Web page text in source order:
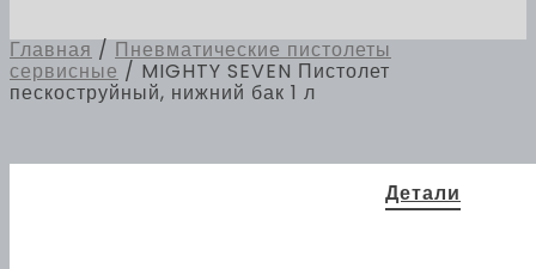
Главная / Пневматические пистолеты
сервисные / MIGHTY SEVEN Пистолет
пескоструйный, нижний бак 1 л
Детали